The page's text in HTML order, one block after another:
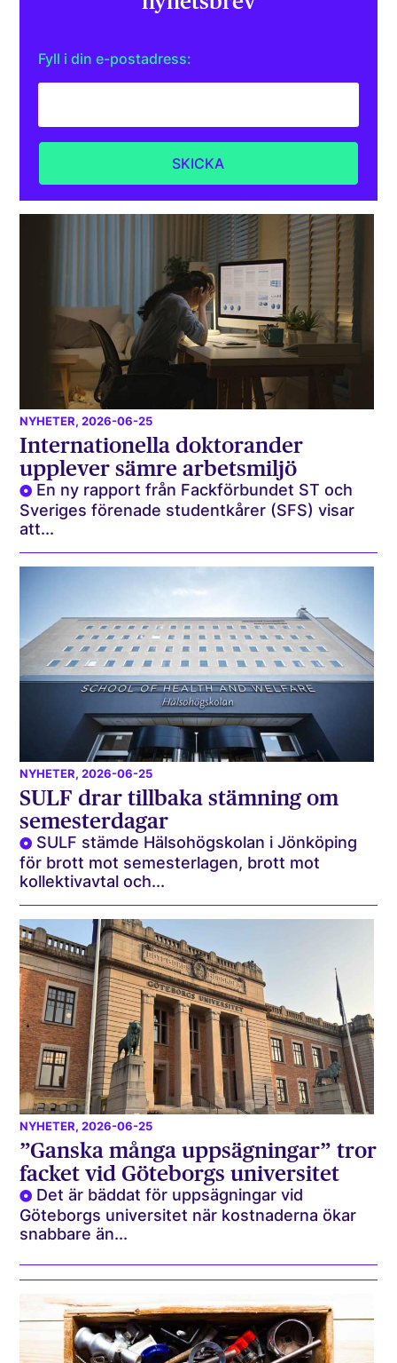
Fyll i din e-postadress:
NYHETER, 2026-06-25
Internationella doktorander
upplever sämre arbetsmiljö
En ny rapport från Fackförbundet ST och
Sveriges förenade studentkårer (SFS) visar
att...
NYHETER, 2026-06-25
SULF drar tillbaka stämning om
semesterdagar
SULF stämde Hälsohögskolan i Jönköping
för brott mot semesterlagen, brott mot
kollektivavtal och...
NYHETER, 2026-06-25
”Ganska många uppsägningar” tror
facket vid Göteborgs universitet
Det är bäddat för uppsägningar vid
Göteborgs universitet när kostnaderna ökar
snabbare än...